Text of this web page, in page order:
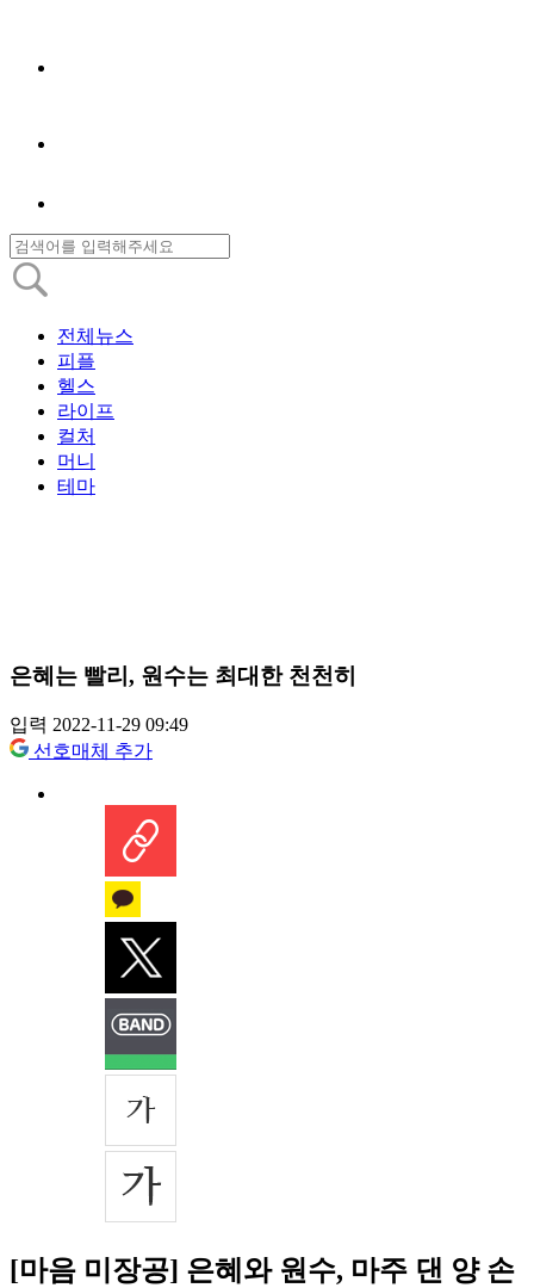
전체뉴스
피플
헬스
라이프
컬처
머니
테마
은혜는 빨리, 원수는 최대한 천천히
입력 2022-11-29 09:49
선호매체 추가
[마음 미장공] 은혜와 원수, 마주 댄 양 손